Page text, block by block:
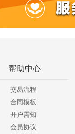
帮助中心
交易流程
合同模板
开户需知
会员协议